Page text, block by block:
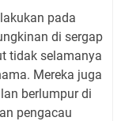
pada
di sergap
tidak selamanya
Mereka juga
berlumpur di
pengacau